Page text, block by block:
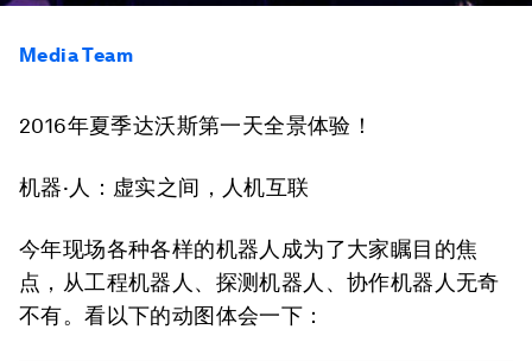
Media Team
2016年夏季达沃斯第一天全景体验！
机器·人：虚实之间，人机互联
今年现场各种各样的机器人成为了大家瞩目的焦
点，从工程机器人、探测机器人、协作机器人无奇
不有。看以下的动图体会一下：